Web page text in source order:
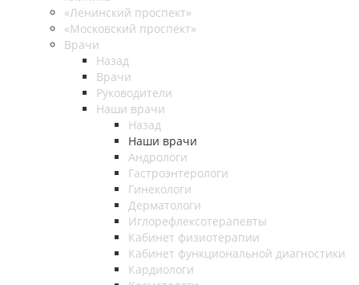
«Ленинский проспект»
«Московский проспект»
Врачи
Назад
Врачи
Руководители
Наши врачи
Назад
Наши врачи
Андрологи
Гастроэнтерологи
Гинекологи
Дерматологи
Иглорефлексотерапевты
Кабинет физиотерапии
Кабинет функциональной диагностики
Кардиологи